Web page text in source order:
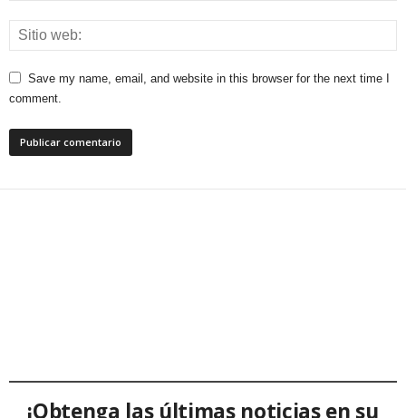
Save my name, email, and website in this browser for the next time I
comment.
¡Obtenga las últimas noticias en su